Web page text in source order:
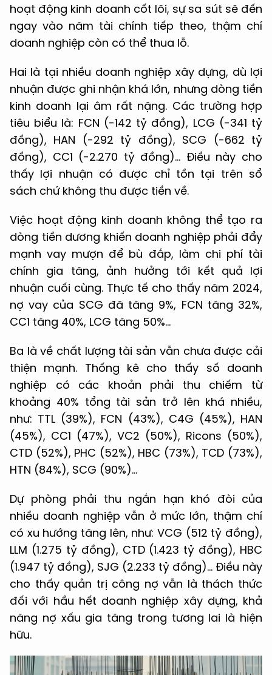
hoạt động kinh doanh cốt lõi, sự sa sút sẽ đến
ngay vào năm tài chính tiếp theo, thậm chí
doanh nghiệp còn có thể thua lỗ.
Hai là tại nhiều doanh nghiệp xây dựng, dù lợi
nhuận được ghi nhận khá lớn, nhưng dòng tiền
kinh doanh lại âm rất nặng. Các trường hợp
tiêu biểu là: FCN (-142 tỷ đồng), LCG (-341 tỷ
đồng), HAN (-292 tỷ đồng), SCG (-662 tỷ
đồng), CC1 (-2.270 tỷ đồng)… Điều này cho
thấy lợi nhuận có được chỉ tồn tại trên sổ
sách chứ không thu được tiền về.
Việc hoạt động kinh doanh không thể tạo ra
dòng tiền dương khiến doanh nghiệp phải đẩy
mạnh vay mượn để bù đắp, làm chi phí tài
chính gia tăng, ảnh hưởng tới kết quả lợi
nhuận cuối cùng. Thực tế cho thấy năm 2024,
nợ vay của SCG đã tăng 9%, FCN tăng 32%,
CC1 tăng 40%, LCG tăng 50%...
Ba là về chất lượng tài sản vẫn chưa được cải
thiện mạnh. Thống kê cho thấy số doanh
nghiệp có các khoản phải thu chiếm từ
khoảng 40% tổng tài sản trở lên khá nhiều,
như: TTL (39%), FCN (43%), C4G (45%), HAN
(45%), CC1 (47%), VC2 (50%), Ricons (50%),
CTD (52%), PHC (52%), HBC (73%), TCD (73%),
HTN (84%), SCG (90%)…
Dự phòng phải thu ngắn hạn khó đòi của
nhiều doanh nghiệp vẫn ở mức lớn, thậm chí
có xu hướng tăng lên, như: VCG (512 tỷ đồng),
LLM (1.275 tỷ đồng), CTD (1.423 tỷ đồng), HBC
(1.947 tỷ đồng), SJG (2.233 tỷ đồng)… Điều này
cho thấy quản trị công nợ vẫn là thách thức
đối với hầu hết doanh nghiệp xây dựng, khả
năng nợ xấu gia tăng trong tương lai là hiện
hữu.